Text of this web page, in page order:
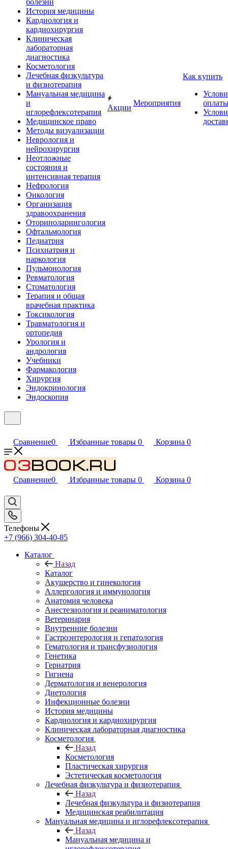
болезни
История медицины
Кардиология и
кардиохирургия
Клиническая
лабораторная
диагностика
Косметология
Лечебная физкультура
и физиотерапия
Мануальная медицина
и
иглорефлексотерапия
Медицинское право
Методы визуализации
Неврология и
нейрохирургия
Неотложные
состояния и
интенсивная терапия
Нефрология
Онкология
Организация
здравоохранения
Оториноларингология
Офтальмология
Педиатрия
Психиатрия и
наркология
Пульмонология
Ревматология
Стоматология
Терапия и общая
врачебная практика
Токсикология
Травматология и
ортопедия
Урология и
андрология
Учебники
Фармакология
Хирургия
Эндокринология
Эндоскопия
Акции
Мероприятия
Как купить
оплаты
Сравнение0 Избранные товары 0 Корзина 0
Сравнение0 Избранные товары 0 Корзина 0
Телефоны
+7 (966) 304-40-85
Каталог
Назад
Каталог
Акушерство и гинекология
Аллергология и иммунология
Анатомия человека
Анестезиология и реаниматология
Ветеринария
Внутренние болезни
Гастроэнтерология и гепатология
Гематология и трансфузиология
Генетика
Гериатрия
Гигиена
Дерматология и венерология
Диетология
Инфекционные болезни
История медицины
Кардиология и кардиохирургия
Клиническая лабораторная диагностика
Косметология
Назад
Косметология
Пластическая хирургия
Эстетическая косметология
Лечебная физкультура и физиотерапия
Назад
Лечебная физкультура и физиотерапия
Медицинская реабилитация
Мануальная медицина и иглорефлексотерапия
Назад
Мануальная медицина и